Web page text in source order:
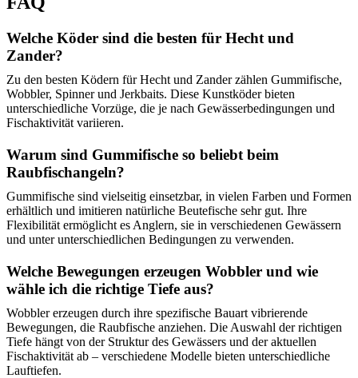
Welche Köder sind die besten für Hecht und
Zander?
Zu den besten Ködern für Hecht und Zander zählen Gummifische,
Wobbler, Spinner und Jerkbaits. Diese Kunstköder bieten
unterschiedliche Vorzüge, die je nach Gewässerbedingungen und
Fischaktivität variieren.
Warum sind Gummifische so beliebt beim
Raubfischangeln?
Gummifische sind vielseitig einsetzbar, in vielen Farben und Formen
erhältlich und imitieren natürliche Beutefische sehr gut. Ihre
Flexibilität ermöglicht es Anglern, sie in verschiedenen Gewässern
und unter unterschiedlichen Bedingungen zu verwenden.
Welche Bewegungen erzeugen Wobbler und wie
wähle ich die richtige Tiefe aus?
Wobbler erzeugen durch ihre spezifische Bauart vibrierende
Bewegungen, die Raubfische anziehen. Die Auswahl der richtigen
Tiefe hängt von der Struktur des Gewässers und der aktuellen
Fischaktivität ab – verschiedene Modelle bieten unterschiedliche
Lauftiefen.